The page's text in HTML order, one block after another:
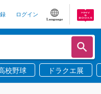
ログイン
Language
校野球 ドラクエ展